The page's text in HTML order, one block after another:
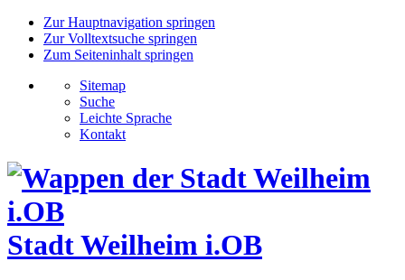
Zur Hauptnavigation springen
Zur Volltextsuche springen
Zum Seiteninhalt springen
Sitemap
Suche
Leichte Sprache
Kontakt
Stadt Weilheim i.OB